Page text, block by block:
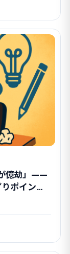
が億劫」——
ポイン